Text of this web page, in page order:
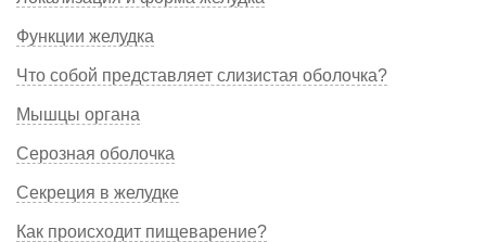
Функции желудка
Что собой представляет слизистая оболочка?
Мышцы органа
Серозная оболочка
Секреция в желудке
Как происходит пищеварение?